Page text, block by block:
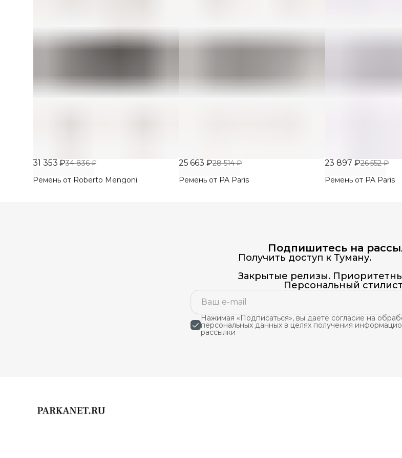
31 353 ₽34 836 ₽
Ремень от Roberto Mengoni
25 663 ₽28 514 ₽
Ремень от PA Paris
23 897 ₽26 552 ₽
Ремень от PA Paris
Подпишитесь на
Получить доступ к Туману.
Закрытые релизы.
Персональный
Нажимая «Подписаться», вы даете согласие на
персональных данных в целях получения
рассылки